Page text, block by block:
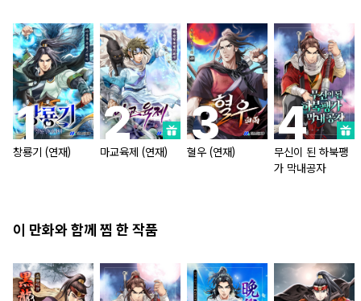
창룡기 (연재) 마교육제 (연재) 혈우 (연재)
무신이 된 하북팽
가 막내공자
이 만화와 함께 찜 한 작품